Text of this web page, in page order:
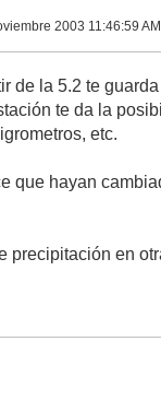
2003 11:46:59
de la 5.2 te
te da la
etc.
que hayan
precipitación en